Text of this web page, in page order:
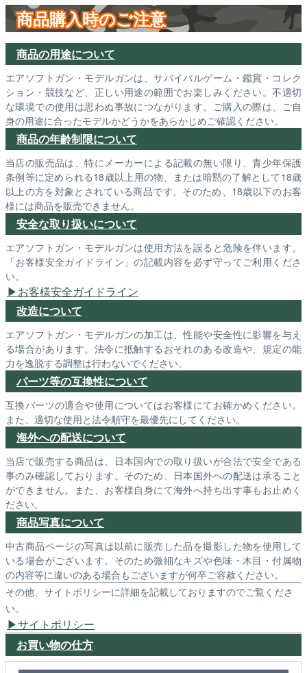
商品購入時のご注意
商品の用途について
エアソフトガン・モデルガンは、サバイバルゲーム・鑑賞・コレク
ション・競技など、正しい用途の範囲でお楽しみください。不適切
な環境での使用は思わぬ事故につながります。ご購入の際は、ご自
身の用途に合ったモデルかどうかをあらかじめご確認ください。
商品の年齢制限について
当店の販売品は、特にメーカーによる記載の無い限り、青少年保護
条例等に定められる18歳以上用の物、または暗黙の了解として18歳
以上の方を対象とされている商品です。そのため、18歳以下のお客
様には商品を販売できません。
安全な取り扱いについて
エアソフトガン・モデルガンは使用方法を誤ると危険を伴います。
「お客様安全ガイドライン」の記載内容を必ず守ってご利用くださ
い。
お客様安全ガイドライン
改造について
エアソフトガン・モデルガンの加工は、性能や安全性に影響を与え
る場合があります。法令に抵触するおそれのある改造や、規定の能
力を逸脱する調整は行わないでください。
パーツ等の互換性について
互換パーツの適合や使用についてはお客様にてお確かめください。
また、適切な使用と法令順守を最優先にしてください。
海外への配送について
当店で販売する商品は、日本国内での取り扱いが合法で安全である
事のみ確認しております。そのため、日本国外への配送は承ること
ができません。また、お客様自身にて海外へ持ち出す事もお止めく
ださい。
商品写真について
中古商品ページの写真は以前に販売した品を撮影した物を使用して
いる場合がございます。そのため微細なキズや色味・木目・付属物
の内容等に違いのある場合もございますが何卒ご容赦ください。
その他、サイトポリシーに詳細を記載しておりますのでご覧くださ
い。
サイトポリシー
お買い物の仕方